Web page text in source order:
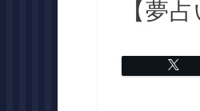
【夢